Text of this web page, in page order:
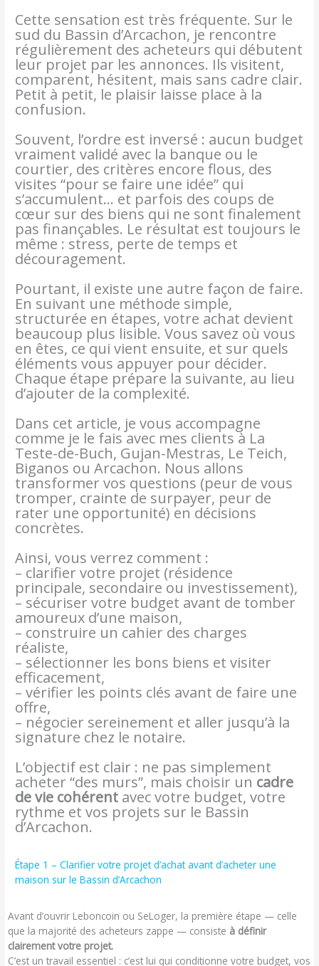
Cette sensation est très fréquente. Sur le
sud du Bassin d’Arcachon, je rencontre
régulièrement des acheteurs qui débutent
leur projet par les annonces. Ils visitent,
comparent, hésitent, mais sans cadre clair.
Petit à petit, le plaisir laisse place à la
confusion.
Souvent, l’ordre est inversé : aucun budget
vraiment validé avec la banque ou le
courtier, des critères encore flous, des
visites “pour se faire une idée” qui
s’accumulent… et parfois des coups de
cœur sur des biens qui ne sont finalement
pas finançables. Le résultat est toujours le
même : stress, perte de temps et
découragement.
Pourtant, il existe une autre façon de faire.
En suivant une méthode simple,
structurée en étapes, votre achat devient
beaucoup plus lisible. Vous savez où vous
en êtes, ce qui vient ensuite, et sur quels
éléments vous appuyer pour décider.
Chaque étape prépare la suivante, au lieu
d’ajouter de la complexité.
Dans cet article, je vous accompagne
comme je le fais avec mes clients à La
Teste-de-Buch, Gujan-Mestras, Le Teich,
Biganos ou Arcachon. Nous allons
transformer vos questions (peur de vous
tromper, crainte de surpayer, peur de
rater une opportunité) en décisions
concrètes.
Ainsi, vous verrez comment :
– clarifier votre projet (résidence
principale, secondaire ou investissement),
– sécuriser votre budget avant de tomber
amoureux d’une maison,
– construire un cahier des charges
réaliste,
– sélectionner les bons biens et visiter
efficacement,
– vérifier les points clés avant de faire une
offre,
– négocier sereinement et aller jusqu’à la
signature chez le notaire.
L’objectif est clair : ne pas simplement
acheter “des murs”, mais choisir un cadre
de vie cohérent avec votre budget, votre
rythme et vos projets sur le Bassin
d’Arcachon.
Étape 1 – Clarifier votre projet d’achat avant d’acheter une
maison sur le Bassin d’Arcachon
Avant d’ouvrir Leboncoin ou SeLoger, la première étape — celle
que la majorité des acheteurs zappe — consiste à définir
clairement votre projet.
C’est un travail essentiel : c’est lui qui conditionne votre budget, vos